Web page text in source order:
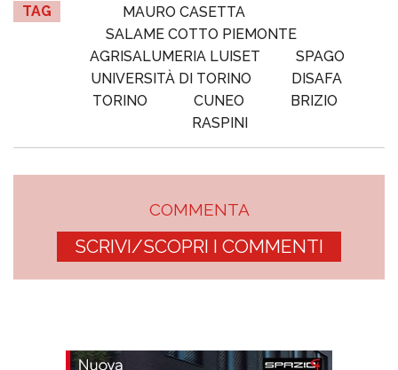
TAG
MAURO CASETTA
SALAME COTTO PIEMONTE
AGRISALUMERIA LUISET
SPAGO
UNIVERSITÀ DI TORINO
DISAFA
TORINO
CUNEO
BRIZIO
RASPINI
COMMENTA
SCRIVI/SCOPRI I COMMENTI